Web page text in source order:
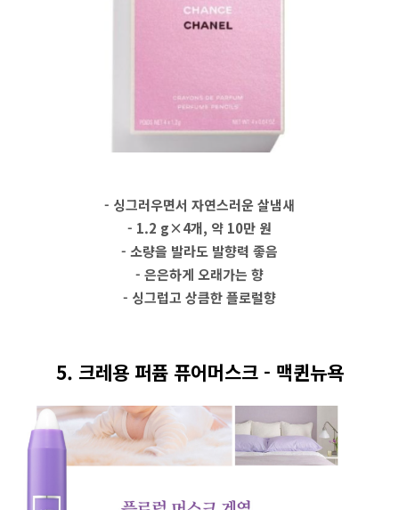
- 싱그러우면서 자연스러운 살냄새
- 1.2 g×4개, 약 10만 원
- 소량을 발라도 발향력 좋음
- 은은하게 오래가는 향
- 싱그럽고 상큼한 플로럴향
5. 크레용 퍼퓸 퓨어머스크 - 맥퀸뉴욕